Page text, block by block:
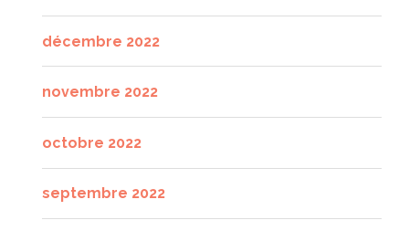
décembre 2022
novembre 2022
octobre 2022
septembre 2022